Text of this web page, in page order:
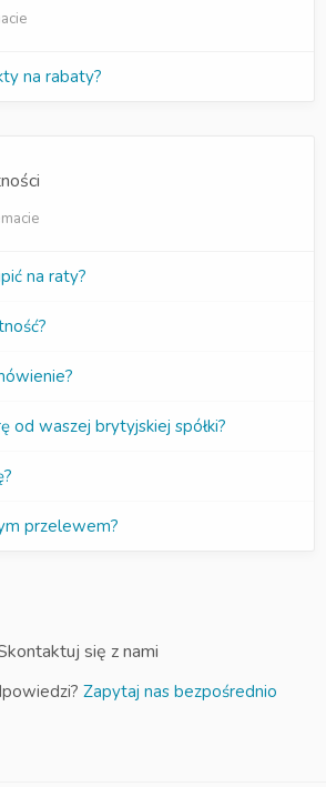
na rabaty?
na raty?
od waszej brytyjskiej spółki?
przelewem?
się z nami
Zapytaj nas bezpośrednio